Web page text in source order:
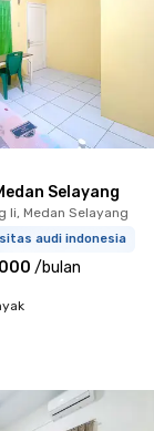
Selayang
Ii, Medan Selayang
audi indonesia
/bulan